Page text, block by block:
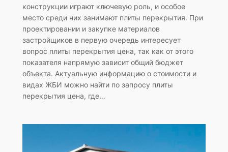
конструкции играют ключевую роль, и особое
место среди них занимают плиты перекрытия. При
проектировании и закупке материалов
застройщиков в первую очередь интересует
вопрос плиты перекрытия цена, так как от этого
показателя напрямую зависит общий бюджет
объекта. Актуальную информацию о стоимости и
видах ЖБИ можно найти по запросу плиты
перекрытия цена, где…